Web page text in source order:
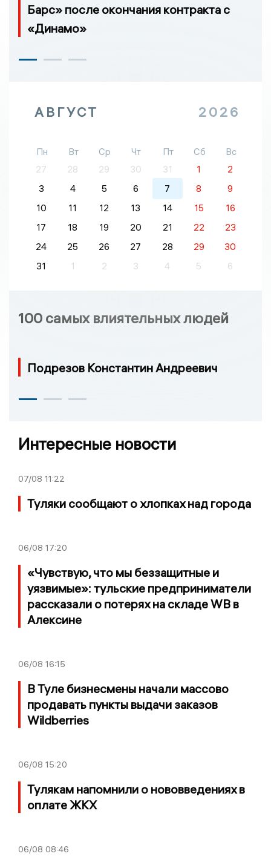
Барс» после окончания контракта с
«Динамо»
АВГУСТ 2026
Пн Вт Ср Чт Пт Сб
Вс
27
28 29 30 31 1
2
3
4 5 6 7 8
9
10
11 12 13 14 15
16
17
18 19 20 21 22
23
24
25 26 27 28 29
30
31
1 2 3 4 5 6
100 самых влиятельных людей
Подрезов Константин Андреевич
Интересные новости
07/08 11:22
Туляки сообщают о хлопках над города
06/08 17:20
«Чувствую, что мы беззащитные и
уязвимые»: тульские предприниматели
рассказали о потерях на складе WB в
Алексине
06/08 16:15
В Туле бизнесмены начали массово
продавать пункты выдачи заказов
Wildberries
06/08 15:20
Тулякам напомнили о нововведениях в
оплате ЖКХ
06/08 08:46